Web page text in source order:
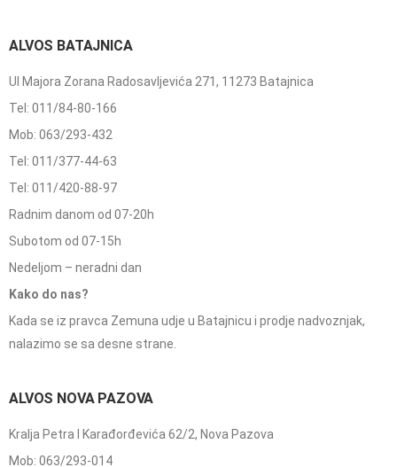
ALVOS BATAJNICA
Ul Majora Zorana Radosavljevića 271, 11273 Batajnica
Tel: 011/84-80-166
Mob: 063/293-432
Tel: 011/377-44-63
Tel: 011/420-88-97
Radnim danom od 07-20h
Subotom od 07-15h
Nedeljom – neradni dan
Kako do nas?
Kada se iz pravca Zemuna udje u Batajnicu i prodje nadvoznjak,
nalazimo se sa desne strane.
ALVOS NOVA PAZOVA
Kralja Petra I Karađorđevića 62/2, Nova Pazova
Mob: 063/293-014